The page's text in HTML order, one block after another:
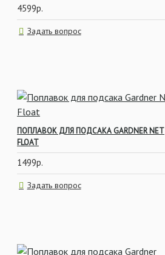
Подсачеки и аксессуары
Род-поды, Стойки, Держатели
Леска и
Шок-Лидер
4599р.
Задать вопрос
ПОПЛАВОК ДЛЯ ПОДСАКА GARDNER NET
FLOAT
1499р.
Задать вопрос